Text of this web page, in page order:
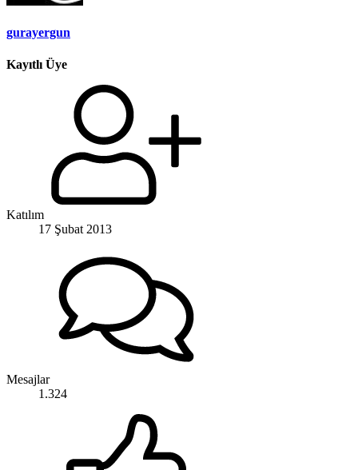
gurayergun
Kayıtlı Üye
Katılım
17 Şubat 2013
Mesajlar
1.324